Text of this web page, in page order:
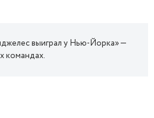
выиграл у Нью-Йорка» —
командах.